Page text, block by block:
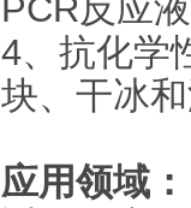
PCR反应
4、抗化学
块、干冰
应用领域：